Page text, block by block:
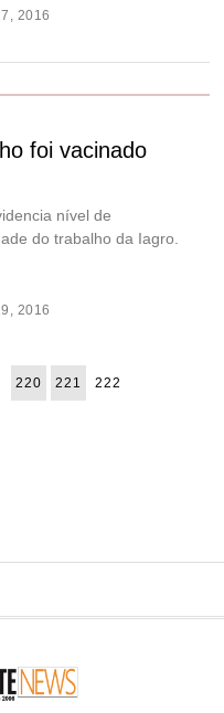
2016
foi vacinado
nível de
do trabalho da Iagro.
2016
220 221 222